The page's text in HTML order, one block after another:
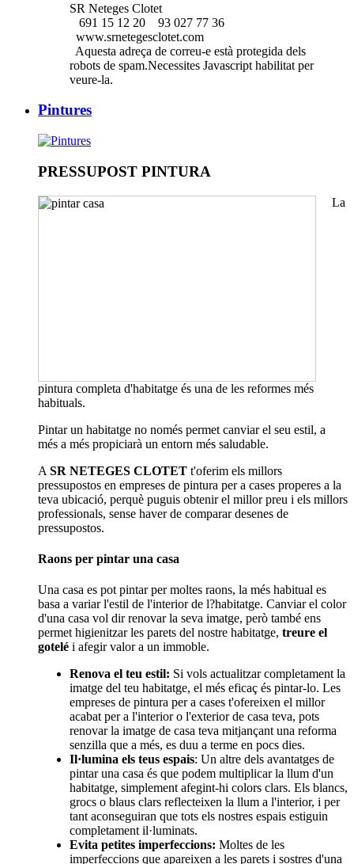
SR Neteges Clotet
691 15 12 20
93 027 77 36
www.srnetegesclotet.com
Aquesta adreça de correu-e està protegida dels
robots de spam.Necessites Javascript habilitat per
veure-la.
Pintures
PRESSUPOST PINTURA
La
pintura completa d'habitatge és una de les reformes més
habituals.
Pintar un habitatge no només permet canviar el seu estil, a
més a més propiciarà un entorn més saludable.
A SR NETEGES CLOTET t'oferim els millors
pressupostos en empreses de pintura per a cases properes a la
teva ubicació, perquè puguis obtenir el millor preu i els millors
professionals, sense haver de comparar desenes de
pressupostos.
Raons per pintar una casa
Una casa es pot pintar per moltes raons, la més habitual es
basa a variar l'estil de l'interior de l?habitatge. Canviar el color
d'una casa vol dir renovar la seva imatge, però també ens
permet higienitzar les parets del nostre habitatge, treure el
gotelé i afegir valor a un immoble.
Renova el teu estil: Si vols actualitzar completament la
imatge del teu habitatge, el més eficaç és pintar-lo. Les
empreses de pintura per a cases t'ofereixen el millor
acabat per a l'interior o l'exterior de casa teva, pots
renovar la imatge de casa teva mitjançant una reforma
senzilla que a més, es duu a terme en pocs dies.
Il·lumina els teus espais: Un altre dels avantatges de
pintar una casa és que podem multiplicar la llum d'un
habitatge, simplement afegint-hi colors clars. Els blancs,
grocs o blaus clars reflecteixen la llum a l'interior, i per
tant aconseguiran que tots els nostres espais estiguin
completament il·luminats.
Evita petites imperfeccions: Moltes de les
imperfeccions que apareixen a les parets i sostres d'una